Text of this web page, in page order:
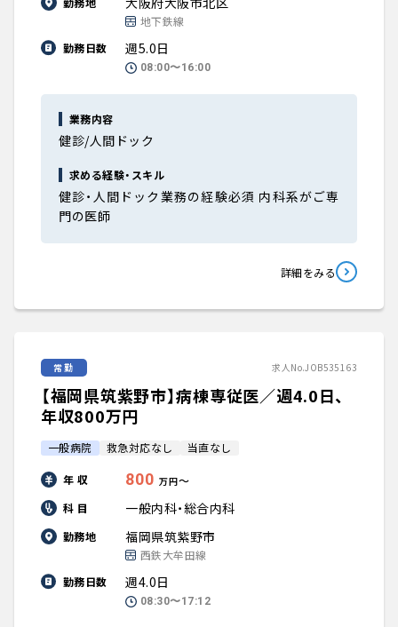
地下鉄線
勤務日数
週5.0日
08:00〜16:00
業務内容
健診/人間ドック
求める経験・スキル
健診・人間ドック業務の経験必須 内科系がご専
門の医師
詳細をみる
常勤 求人No.JOB535163
【福岡県筑紫野市】病棟専従医／週4.0日、
年収800万円
一般病院 救急対応なし 当直なし
年 収 800 万円〜
科 目
一般内科・総合内科
勤務地 福岡県筑紫野市
西鉄大牟田線
勤務日数
週4.0日
08:30〜17:12